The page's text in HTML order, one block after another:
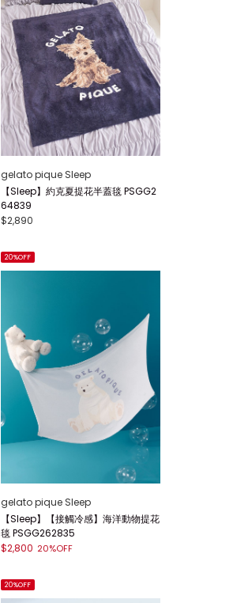
gelato pique Sleep
【Sleep】約克夏提花半蓋毯 PSGG2
64839
$2,890
20%OFF
gelato pique Sleep
【Sleep】【接觸冷感】海洋動物提花
毯 PSGG262835
$2,800 20%OFF
20%OFF